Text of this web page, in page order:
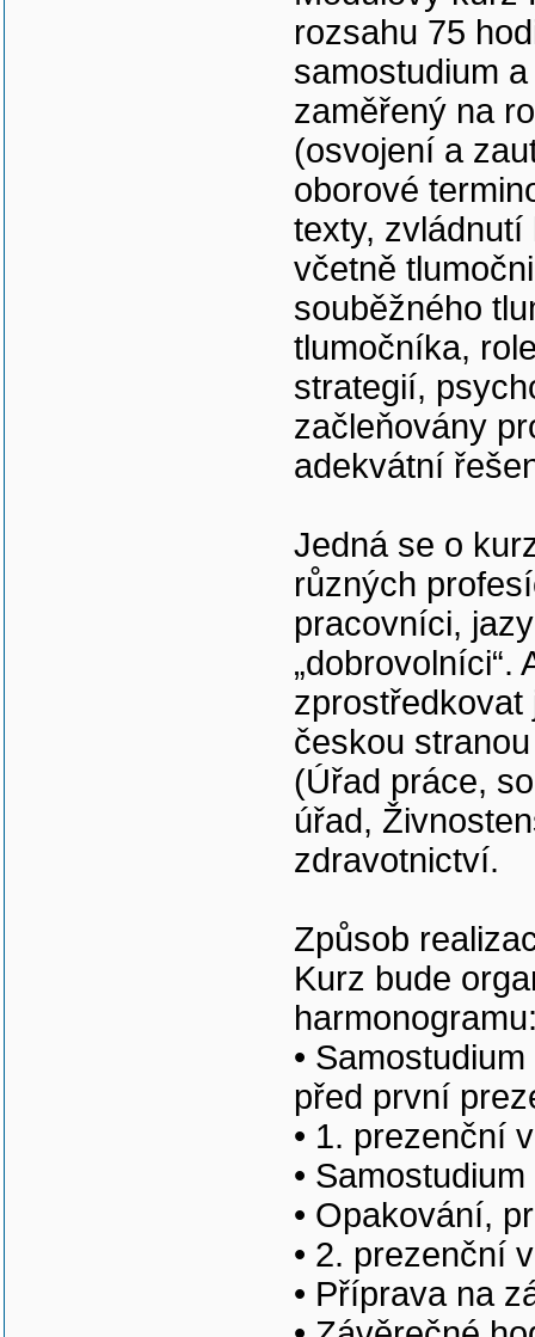
rozsahu 75
samostudium
zaměřený na
(osvojení a
oborové
texty,
včetně
souběžného
tlumočníka,
strategií,
začleňovány
adekvátní
Jedná se o
různých
pracovníci,
„dobrovolníci“.
zprostředkovat
českou
(Úřad práce,
úřad,
zdravotnictví.
Způsob
Kurz bude
•
před první
• 1. prezenční
•
• Opakování,
• 2. prezenční
• Příprava na